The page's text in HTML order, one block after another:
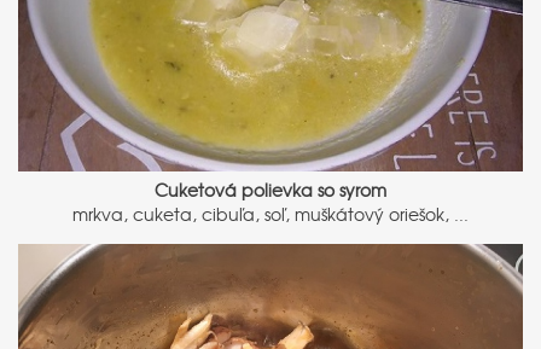
Cuketová polievka so syrom
mrkva, cuketa, cibuľa, soľ, muškátový oriešok, ...